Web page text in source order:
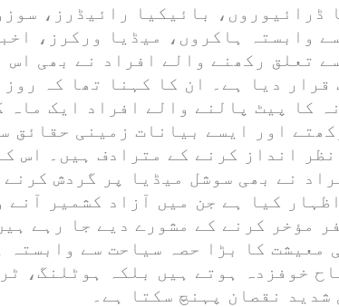
ڈرائیوروں، بائیکیا رائیڈرز،
وابستہ ہاکروں، میڈیا ورکرز،
تعلق رکھنے والے افراد نے بھی اس
قرار دیا ہے۔ ان کا کہنا تھا کہ
کا پیٹ پالنے والے افراد ایک ماہ
اور ایسے بیانات زمینی حقائق
نظر انداز کرنے کے مترادف ہیں۔ اس
نے بھی سوشل میڈیا پر گردش کرنے
کیا ہے جن میں آزاد کشمیر آنے
مؤخر کرنے کے مشورے دیے جا رہے
معیشت کا بڑا حصہ سیاحت سے وابستہ
خوفزدہ ہوتے ہیں بلکہ ہوٹلنگ،
نقصان پہنچ سکتا ہے۔